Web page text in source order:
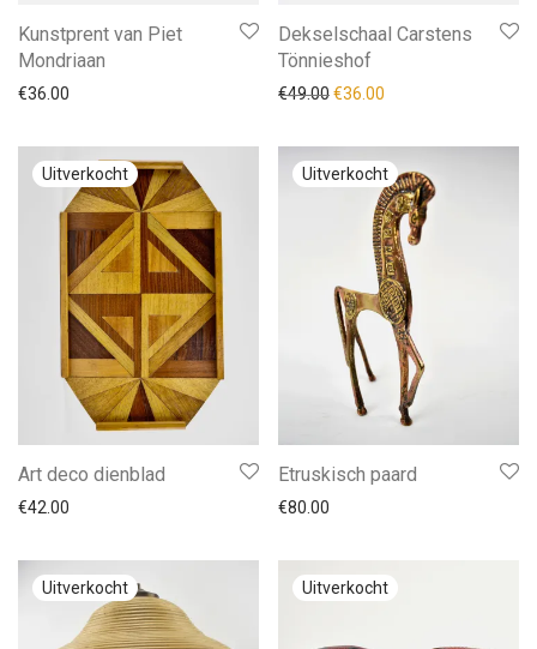
Kunstprent van Piet
Mondriaan
€36.00
Dekselschaal Carstens
Tönnieshof
€49.00Oorspronkelijke prijs was:
€36.00
Art deco dienblad
€42.00
Etruskisch paard
€80.00